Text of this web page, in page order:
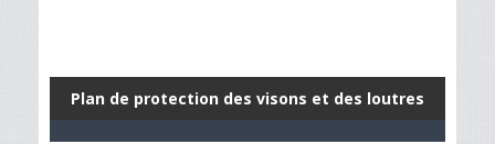
Plan de protection des visons et des loutres